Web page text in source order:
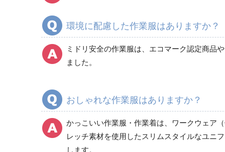
環境に配慮した作業服はありますか？
ミドリ安全の作業服は、エコマーク認定商品
ました。
おしゃれな作業服はありますか？
かっこいい作業服・作業着は、ワークウェア
レッチ素材を使用したスリムスタイルなユニ
します。